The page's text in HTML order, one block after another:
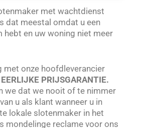
met wachtdienst
dat meestal omdat u een
hebt en uw woning niet meer
met onze hoofdleverancier
EERLIJKE PRIJSGARANTIE.
we dat we nooit of te nimmer
u als klant wanneer u in
lokale slotenmaker in het
mondelinge reclame voor ons